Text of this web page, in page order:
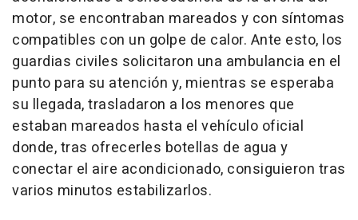
motor, se encontraban mareados y con síntomas
compatibles con un golpe de calor. Ante esto, los
guardias civiles solicitaron una ambulancia en el
punto para su atención y, mientras se esperaba
su llegada, trasladaron a los menores que
estaban mareados hasta el vehículo oficial
donde, tras ofrecerles botellas de agua y
conectar el aire acondicionado, consiguieron tras
varios minutos estabilizarlos.